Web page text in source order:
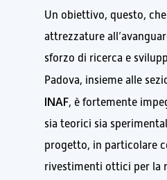
Un obiettivo, questo,
attrezzature
sforzo di ricerca e
Padova, insieme alle
INAF, è fortemente
sia teorici sia
progetto, in particolare
rivestimenti ottici per la